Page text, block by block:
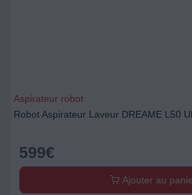
Aspirateur robot
Robot Aspirateur Laveur DREAME L50
599€
Ajouter au